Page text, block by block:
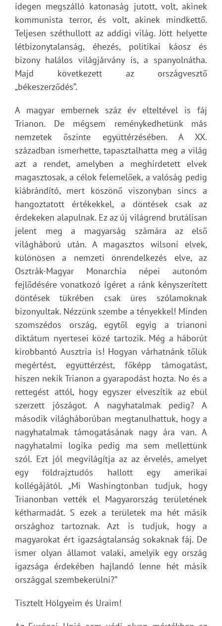
idegen megszálló katonaság jutott, volt, akinek
kommunista terror, és volt, akinek mindkettő.
Teljesen széthullott az addigi világ. Jött helyette
létbizonytalanság, éhezés, politikai káosz és
bizony halálos világjárvány is, a spanyolnátha.
Majd következett az országvesztő
„békeszerződés”.
A magyar embernek száz év elteltével is fáj
Trianon. De mégsem reménykedhetünk más
nemzetek őszinte együttérzésében. A XX.
században ismerhette, tapasztalhatta meg a világ
azt a rendet, amelyben a meghirdetett elvek
magasztosak, a célok felemelőek, a valóság pedig
kiábrándító, mert köszönő viszonyban sincs a
hangoztatott értékekkel, a döntések csak az
érdekeken alapulnak. Ez az új világrend brutálisan
jelent meg a magyarság számára az első
világháború után. A magasztos wilsoni elvek,
különösen a nemzeti önrendelkezés elve, az
Osztrák-Magyar Monarchia népei autonóm
fejlődésére vonatkozó ígéret a ránk kényszerített
döntések tükrében csak üres szólamoknak
bizonyultak. Nézzünk szembe a tényekkel! Minden
szomszédos ország, egytől egyig a trianoni
diktátum nyertesei közé tartozik. Még a háborút
kirobbantó Ausztria is! Hogyan várhatnánk tőlük
megértést, együttérzést, főképp támogatást,
hiszen nekik Trianon a gyarapodást hozta. No és a
rettegést attól, hogy egyszer elveszítik az ebül
szerzett jószágot. A nagyhatalmak pedig? A
második világháborúban megtanulhattuk, hogy a
nagyhatalmak támogatásának nagy ára van. A
nagyhatalmi logika pedig ma sem mellettünk
szól. Ezt jól megvilágítja az az érvelés, amelyet
egy földrajztudós hallott egy amerikai
kollégájától. „Mi Washingtonban tudjuk, hogy
Trianonban vették el Magyarország területének
kétharmadát. S ezek a területek ma hét másik
országhoz tartoznak. Azt is tudjuk, hogy a
magyarokat ért igazságtalanság sokaknak fáj. De
ismer olyan államot valaki, amelyik egy ország
igazsága érdekében hajlandó lenne hét másik
országgal szembekerülni?”
Tisztelt Hölgyeim és Uraim!